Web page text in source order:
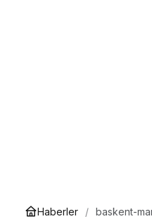
Haberler
baskent-